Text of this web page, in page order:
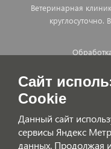
Ветеринарная
круглосуточно.
Сайт
Cookie
Данный сайт
сервисы Яндекс
данных. Продолжая